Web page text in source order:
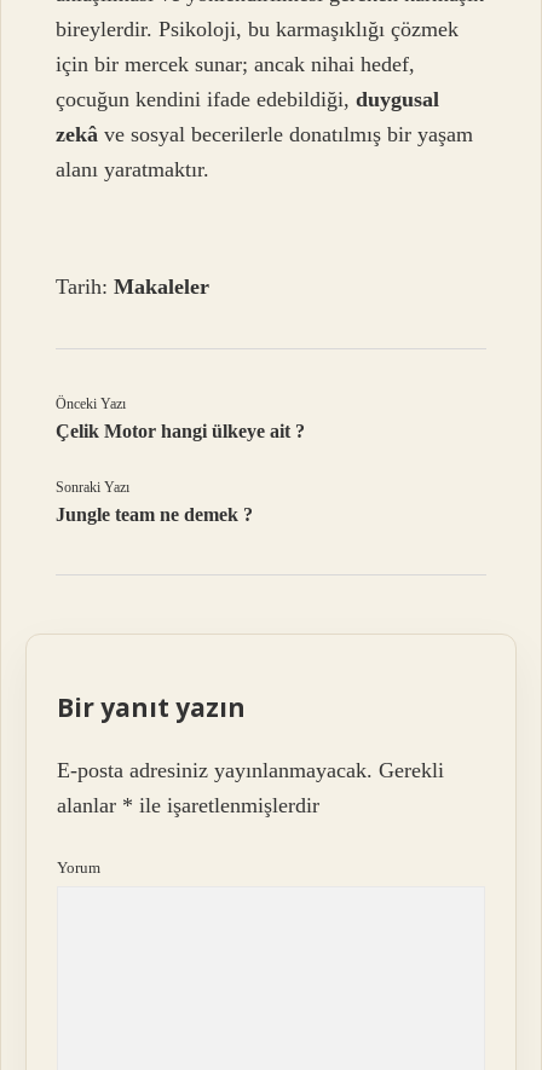
bireylerdir. Psikoloji, bu karmaşıklığı çözmek
için bir mercek sunar; ancak nihai hedef,
çocuğun kendini ifade edebildiği,duygusal
zekâ ve sosyal becerilerle donatılmış bir yaşam
alanı yaratmaktır.
Tarih:Makaleler
Önceki Yazı
Çelik Motor hangi ülkeye ait ?
Sonraki Yazı
Jungle team ne demek ?
Bir yanıt yazın
E-posta adresiniz yayınlanmayacak. Gerekli
alanlar * ile işaretlenmişlerdir
Yorum